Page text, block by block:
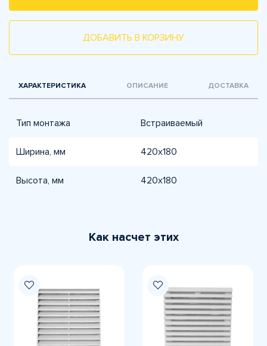
ДОБАВИТЬ В КОРЗИНУ
ХАРАКТЕРИСТИКА ОПИСАНИЕ ДОСТАВКА
Тип монтажа Встраиваемый
Ширина, мм 420х180
Высота, мм 420х180
Как насчет этих